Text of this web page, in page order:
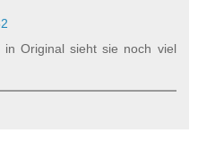
Original sieht sie noch viel